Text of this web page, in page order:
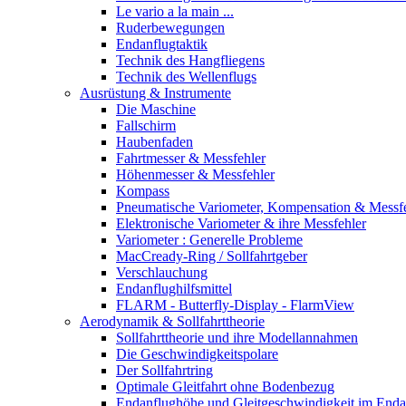
Le vario a la main ...
Ruderbewegungen
Endanflugtaktik
Technik des Hangfliegens
Technik des Wellenflugs
Ausrüstung & Instrumente
Die Maschine
Fallschirm
Haubenfaden
Fahrtmesser & Messfehler
Höhenmesser & Messfehler
Kompass
Pneumatische Variometer, Kompensation &
Elektronische Variometer & ihre Messfehler
Variometer : Generelle Probleme
MacCready-Ring / Sollfahrtgeber
Verschlauchung
Endanflughilfsmittel
FLARM - Butterfly-Display - FlarmView
Aerodynamik & Sollfahrttheorie
Sollfahrttheorie und ihre Modellannahmen
Die Geschwindigkeitspolare
Der Sollfahrtring
Optimale Gleitfahrt ohne Bodenbezug
Endanflughöhe und Gleitgeschwindigkeit im